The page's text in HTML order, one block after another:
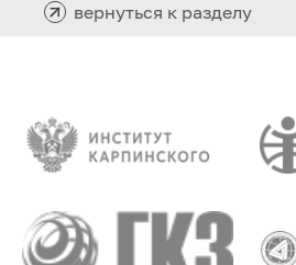
вернуться к разделу